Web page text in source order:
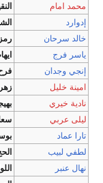
محمد امام
إدوارد
الشيف
خالد سرحان
رمزي
ياسر فرج
إنجي وجدان
فرح
امينة خليل
زهرة
نادية خيري
بهيجة
ليلى عربي
سعاد
تارا عماد
بوسي
لطفي لبيب
الحج
نهال عنبر